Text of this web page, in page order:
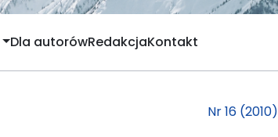
Dla autorówRedakcjaKontakt
Nr 16 (2010)